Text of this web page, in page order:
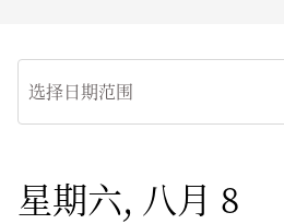
选择日期范围
星期六, 八月 8